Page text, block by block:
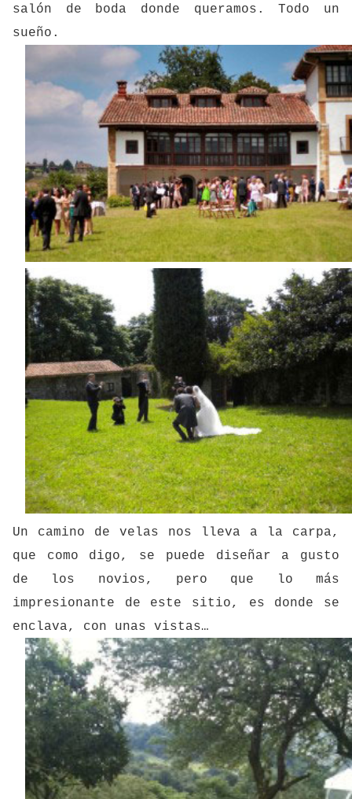
salón de boda donde queramos. Todo un
sueño.
Un camino de velas nos lleva a la carpa,
que como digo, se puede diseñar a gusto
de los novios, pero que lo más
impresionante de este sitio, es donde se
enclava, con unas vistas…